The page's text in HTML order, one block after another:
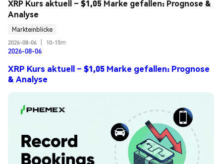
XRP Kurs aktuell – $1,05 Marke gefallen: Prognose &
Analyse
Markteinblicke
2026-08-06
10-15m
2026-08-06
XRP Kurs aktuell – $1,05 Marke gefallen: Prognose
& Analyse